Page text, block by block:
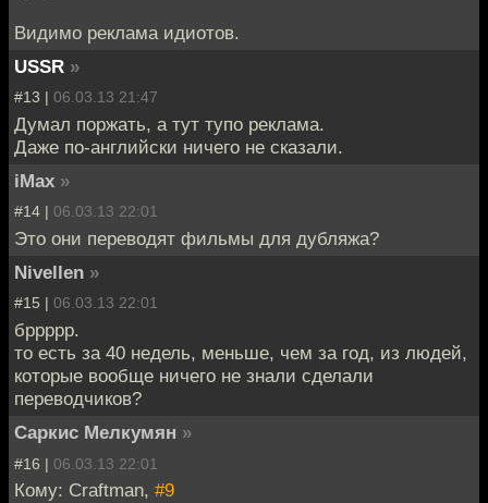
Видимо реклама идиотов.
USSR »
#13 | 06.03.13 21:47
Думал поржать, а тут тупо реклама.
Даже по-английски ничего не сказали.
iMax »
#14 | 06.03.13 22:01
Это они переводят фильмы для дубляжа?
Nivellen »
#15 | 06.03.13 22:01
бррррр.
то есть за 40 недель, меньше, чем за год, из людей,
которые вообще ничего не знали сделали
переводчиков?
Саркис Мелкумян »
#16 | 06.03.13 22:01
Кому: Craftman, #9